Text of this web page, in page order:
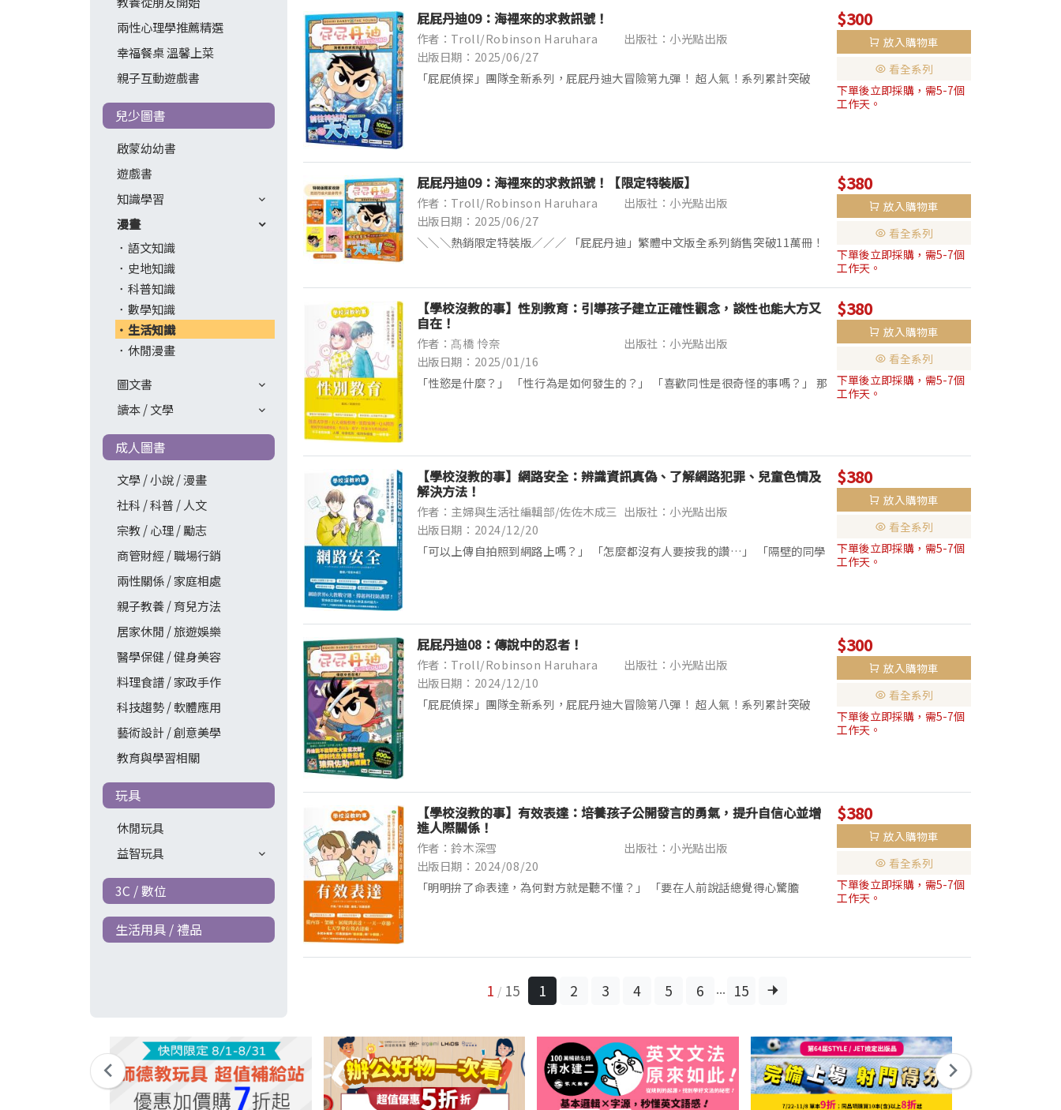
兩性心理學推薦精選
幸福餐桌 溫馨上菜
親子互動遊戲書
兒少圖書
啟蒙幼幼書
遊戲書
知識學習
漫畫
語文知識
史地知識
科普知識
數學知識
生活知識
休閒漫畫
圖文書
讀本 / 文學
成人圖書
文學 / 小說 / 漫畫
社科 / 科普 / 人文
宗教 / 心理 / 勵志
商管財經 / 職場行銷
兩性關係 / 家庭相處
親子教養 / 育兒方法
居家休閒 / 旅遊娛樂
醫學保健 / 健身美容
料理食譜 / 家政手作
科技趨勢 / 軟體應用
藝術設計 / 創意美學
教育與學習相關
玩具
休閒玩具
益智玩具
3C / 數位
生活用具 / 禮品
屁屁丹迪09：海裡來的求救訊號！
作者：Troll/Robinson Haruhara
出版社：小光點出版
出版日期：2025/06/27
「屁屁偵探」團隊全新系列，屁屁丹迪大冒險第九彈！ 超人氣！系列累計突破
$300
放入購物車
看全系列
下單後立即採購，需5-7個
工作天。
屁屁丹迪09：海裡來的求救訊號！【限定特裝版】
作者：Troll/Robinson Haruhara
出版社：小光點出版
出版日期：2025/06/27
＼＼＼熱銷限定特裝版／／／ 「屁屁丹迪」繁體中文版全系列銷售突破11萬冊！
$380
放入購物車
看全系列
下單後立即採購，需5-7個
工作天。
【學校沒教的事】性別教育：引導孩子建立正確性觀念，談性也能大方又
自在！
作者：髙橋 怜奈
出版社：小光點出版
出版日期：2025/01/16
「性慾是什麼？」 「性行為是如何發生的？」 「喜歡同性是很奇怪的事嗎？」 那
$380
放入購物車
看全系列
下單後立即採購，需5-7個
工作天。
【學校沒教的事】網路安全：辨識資訊真偽、了解網路犯罪、兒童色情及
解決方法！
作者：主婦與生活社編輯部/佐佐木成三 出版社：小光點出版
出版日期：2024/12/20
「可以上傳自拍照到網路上嗎？」 「怎麼都沒有人要按我的讚…」 「隔壁的同學
$380
放入購物車
看全系列
下單後立即採購，需5-7個
工作天。
屁屁丹迪08：傳說中的忍者！
作者：Troll/Robinson Haruhara
出版社：小光點出版
出版日期：2024/12/10
「屁屁偵探」團隊全新系列，屁屁丹迪大冒險第八彈！ 超人氣！系列累計突破
$300
放入購物車
看全系列
下單後立即採購，需5-7個
工作天。
【學校沒教的事】有效表達：培養孩子公開發言的勇氣，提升自信心並增
進人際關係！
作者：鈴木深雪
出版社：小光點出版
出版日期：2024/08/20
「明明拚了命表達，為何對方就是聽不懂？」 「要在人前說話總覺得心驚膽
$380
放入購物車
看全系列
下單後立即採購，需5-7個
工作天。
1 / 15 1 2 3 4 5 6 ... 15